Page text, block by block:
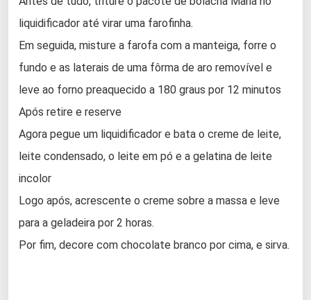
liquidificador até virar uma farofinha.
Em seguida, misture a farofa com a manteiga, forre o
fundo e as laterais de uma fôrma de aro removível e
leve ao forno preaquecido a 180 graus por 12 minutos
Após retire e reserve
Agora pegue um liquidificador e bata o creme de leite,
leite condensado, o leite em pó e a gelatina de leite
incolor
Logo após, acrescente o creme sobre a massa e leve
para a geladeira por 2 horas.
Por fim, decore com chocolate branco por cima, e sirva.